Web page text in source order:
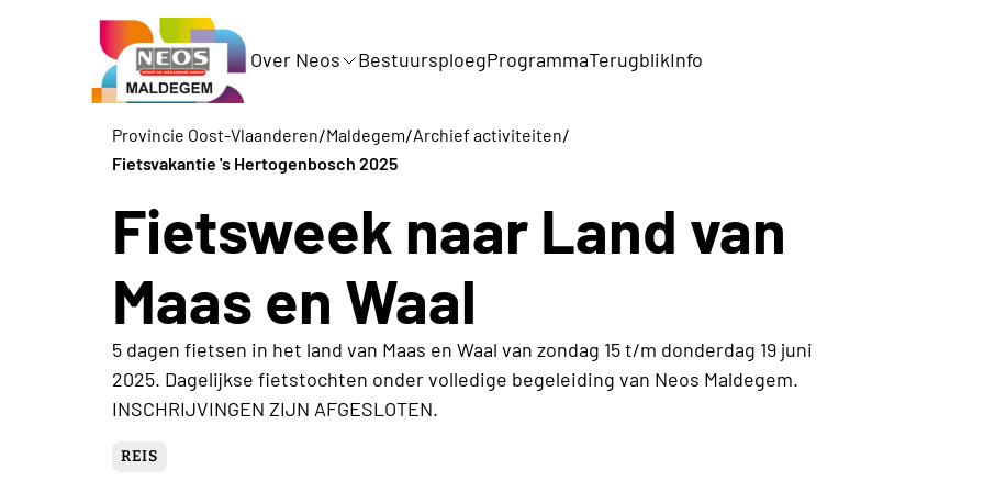
Over Neos BestuursploegProgrammaTerugblikInfo
Provincie Oost-Vlaanderen/Maldegem/Archief activiteiten/
Fietsvakantie 's Hertogenbosch 2025
Fietsweek naar Land van
Maas en Waal
5 dagen fietsen in het land van Maas en Waal van zondag 15 t/m donderdag 19 juni
2025. Dagelijkse fietstochten onder volledige begeleiding van Neos Maldegem.
INSCHRIJVINGEN ZIJN AFGESLOTEN.
REIS